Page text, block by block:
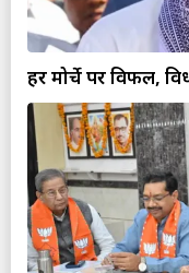
हर मोर्चे पर विफल,